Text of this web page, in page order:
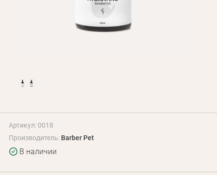
О Нас
Оптовым клиентам
Артикул: 0018
Производитель: Barber Pet
В наличии